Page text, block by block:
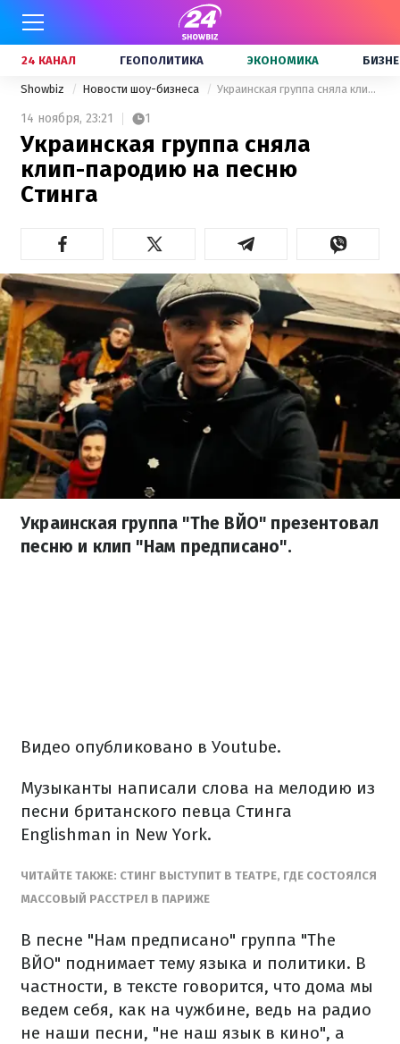
24 КАНАЛ ГЕОПОЛИТИКА ЭКОНОМИКА
Showbiz Новости шоу-бизнеса Украинская группа сняла клип-пародию на песню Стинга
14 ноября, 23:21 1
Украинская группа сняла
клип-пародию на песню
Стинга
Украинская группа "The ВЙО" презентовал
песню и клип "Нам предписано".
Видео опубликовано в Уoutube.
Музыканты написали слова на мелодию из
песни британского певца Стинга
Englishman in New York.
ЧИТАЙТЕ ТАКЖЕ: СТИНГ ВЫСТУПИТ В ТЕАТРЕ, ГДЕ СОСТОЯЛСЯ
МАССОВЫЙ РАССТРЕЛ В ПАРИЖЕ
В песне "Нам предписано" группа "The
ВЙО" поднимает тему языка и политики. В
частности, в тексте говорится, что дома мы
ведем себя, как на чужбине, ведь на радио
не наши песни, "не наш язык в кино", а